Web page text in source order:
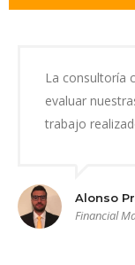
La consultoría
evaluar
trabajo
Alonso
Financial